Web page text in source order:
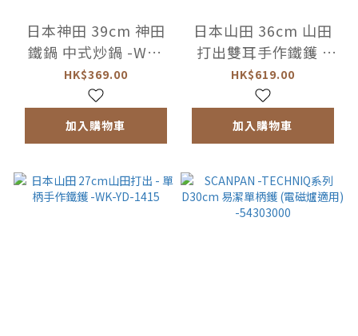
日本神田 39cm 神田
鐵鍋 中式炒鍋 -WK-
KD-1156
HK$369.00
加入購物車
日本山田 36cm 山田
打出雙耳手作鐵鑊 -
WK-YD-1433
HK$619.00
加入購物車